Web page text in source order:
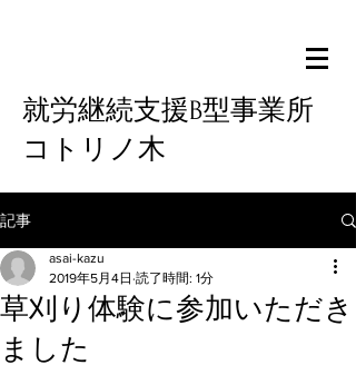
就労継続支援B型事業所
コトリノ木
記事
草刈り体験に参加いただき
ました
asai-kazu
2019年5月4日 読了時間: 1分